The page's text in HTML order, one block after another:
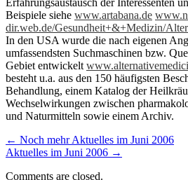
Erfahrungsaustausch der Interessenten
Beispiele siehe www.artabana.de
dir.web.de/Gesundheit+&+Medizin/
In den USA wurde die nach eigenen
umfassendsten Suchmaschinen bzw.
Gebiet entwickelt
besteht u.a. aus den 150 häufigsten
Behandlung, einem Katalog der
Wechselwirkungen zwischen
und Naturmitteln sowie einem Archiv.
Post
navigation
← Noch mehr Aktuelles im Juni 2006
Aktuelles im Juni 2006 →
Comments are closed.